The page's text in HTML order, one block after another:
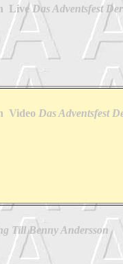
Live Das Adventsfest
Video Das Adventsfest
Till Benny Andersson